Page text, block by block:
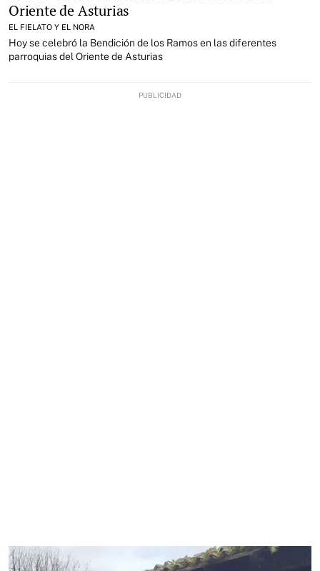
Oriente de Asturias
EL FIELATO Y EL NORA
Hoy se celebró la Bendición de los Ramos en las diferentes
parroquias del Oriente de Asturias